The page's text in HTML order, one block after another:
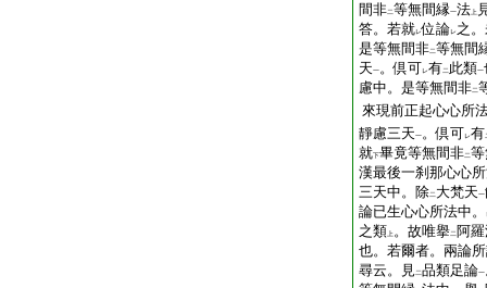
間非二等無間縁一法 上
答。若就レ位論レ之
是等無間非二等無間
天一。倶可レ有二 此類一
慮中。是等無間非二
來現前正起心心所
靜慮三天一。倶可レ有
就下畢竟等無間非二
漢最後一刹那心心
三天中。除二 大梵天一
論已生心心所法中
之類 上 。故唯擧二 阿
也。若爾者。兩論
尋云。見二品類足論一